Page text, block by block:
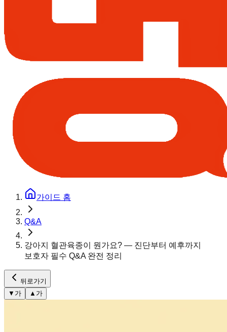
가이드 홈
Q&A
강아지 혈관육종이 뭔가요? — 진단부터 예후까지
보호자 필수 Q&A 완전 정리
뒤로가기
▼ 가 ▲ 가